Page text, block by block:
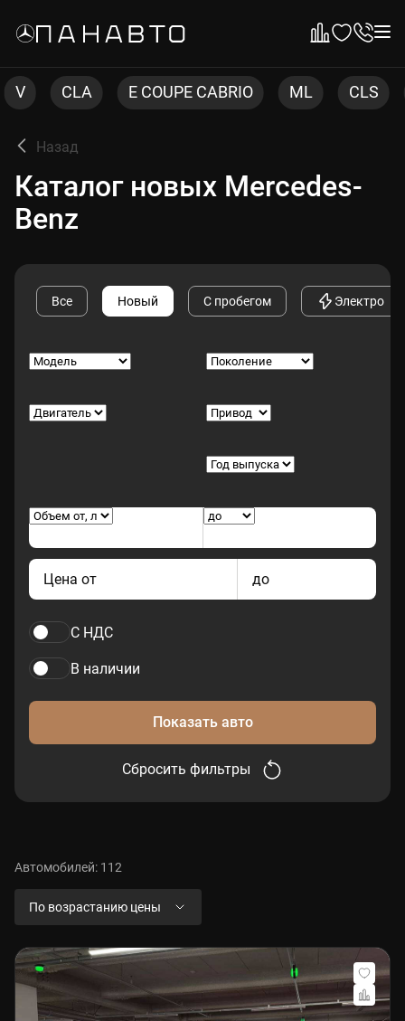
E COUPE CABRIO ML CLS C COUPE
Назад
Каталог новых Mercedes-
Benz
Все Новый С пробегом Электро
Цена от до
С НДС
В наличии
Показать авто
Сбросить фильтры
Автомобилей: 112
По возрастанию цены